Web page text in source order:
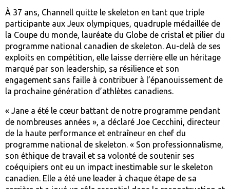
À 37 ans, Channell quitte le skeleton en tant que triple
participante aux Jeux olympiques, quadruple médaillée de
la Coupe du monde, lauréate du Globe de cristal et pilier du
programme national canadien de skeleton. Au-delà de ses
exploits en compétition, elle laisse derrière elle un héritage
marqué par son leadership, sa résilience et son
engagement sans faille à contribuer à l’épanouissement de
la prochaine génération d’athlètes canadiens.
« Jane a été le cœur battant de notre programme pendant
de nombreuses années », a déclaré Joe Cecchini, directeur
de la haute performance et entraîneur en chef du
programme national de skeleton. « Son professionnalisme,
son éthique de travail et sa volonté de soutenir ses
coéquipiers ont eu un impact inestimable sur le skeleton
canadien. Elle a été une leader à chaque étape de sa